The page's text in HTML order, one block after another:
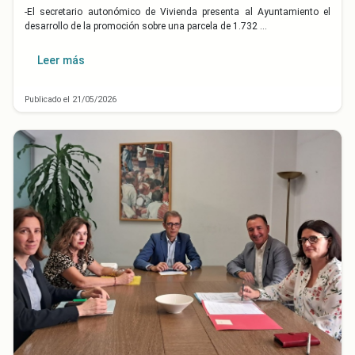
-El secretario autonómico de Vivienda presenta al Ayuntamiento el
desarrollo de la promoción sobre una parcela de 1.732 …
Leer más
Publicado el 21/05/2026